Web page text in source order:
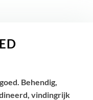
Behendig,
vindingrijk